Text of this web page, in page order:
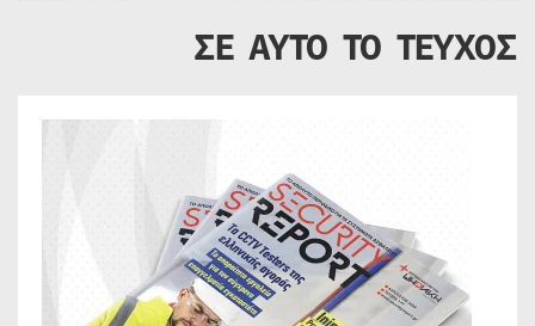
ΣΕ ΑΥΤΟ ΤΟ ΤΕΥΧΟΣ